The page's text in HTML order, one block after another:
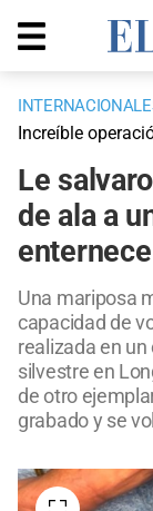
Increíble
Le
de ala a
Una mariposa
capacidad de
realizada en
silvestre en
de otro
grabado y se